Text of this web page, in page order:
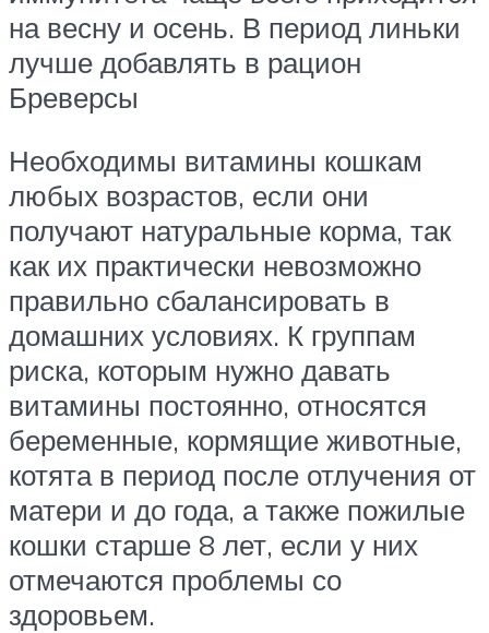
на весну и осень. В период линьки
лучше добавлять в рацион
Бреверсы
Необходимы витамины кошкам
любых возрастов, если они
получают натуральные корма, так
как их практически невозможно
правильно сбалансировать в
домашних условиях. К группам
риска, которым нужно давать
витамины постоянно, относятся
беременные, кормящие животные,
котята в период после отлучения от
матери и до года, а также пожилые
кошки старше 8 лет, если у них
отмечаются проблемы со
здоровьем.